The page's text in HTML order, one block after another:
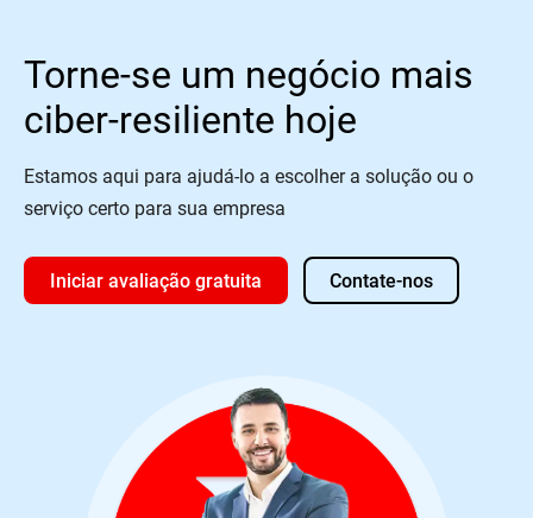
Torne-se um negócio mais
ciber-resiliente hoje
Estamos aqui para ajudá-lo a escolher a solução ou o
serviço certo para sua empresa
Iniciar avaliação gratuita Contate-nos